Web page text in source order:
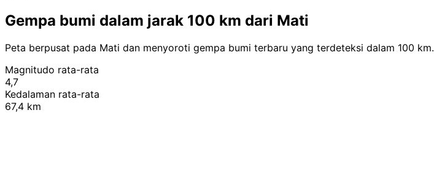
Gempa bumi dalam jarak 100 km dari Mati
Peta berpusat pada Mati dan menyoroti gempa bumi terbaru yang terdeteksi dalam 100 km.
Magnitudo rata-rata
4,7
Kedalaman rata-rata
67,4 km